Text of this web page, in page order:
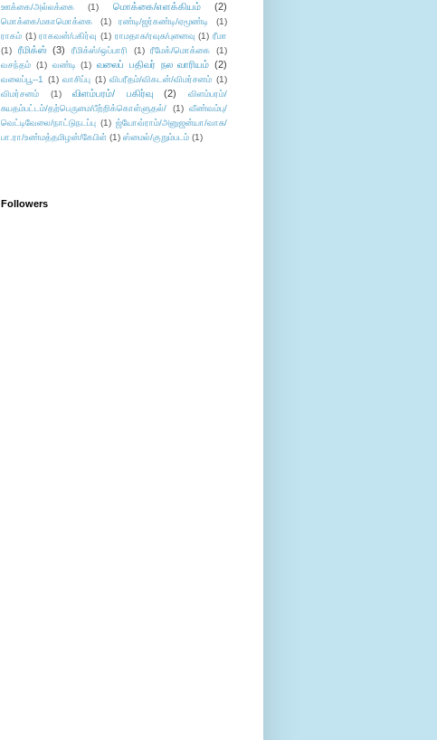
ஊக்கை/அல்லக்கை
(1) மொக்கை/எளக்கியம் (2)
மொக்கை/மகாமொக்கை (1) ரண்டி/ஜர்கண்டி/ஏமூண்டி
(1)
ராகம் (1) ராகவன்/பகிர்வு (1) ராமதாசு/ரவுசு/புனைவு (1) ரீமா
(1)
ரீமிக்ஸ் (3) ரீமிக்ஸ்/ஒப்பாரி (1) ரீமேக்/மொக்கை
(1)
வசந்தம் (1) வண்டி (1) வலைப் பதிவர் நல வாரியம் (2)
வலைப்பூ--1 (1) வாசிப்பு (1) விபரீதம்/விகடன்/விமர்சனம் (1)
விமர்சனம்
(1) விளம்பரம்/ பகிர்வு (2)
விளம்பரம்/
சுயதம்பட்டம்/தற்பெருமை/பீற்றிக்கொள்ளுதல்/
(1) வீண்வம்பு/
வெட்டிவேலை/நாட்டுநடப்பு (1) ஜ்யோவ்ராம்/அனுஜன்யா/வாசு/
பா.ரா/உண்மத்தமிழன்/கேபிள் (1) ஸ்மைல்/குறும்படம் (1)
Followers